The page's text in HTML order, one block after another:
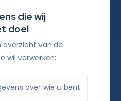
die wij
doel
overzicht van de
wij verwerken:
Voorbeelden Doel
over wie u bent